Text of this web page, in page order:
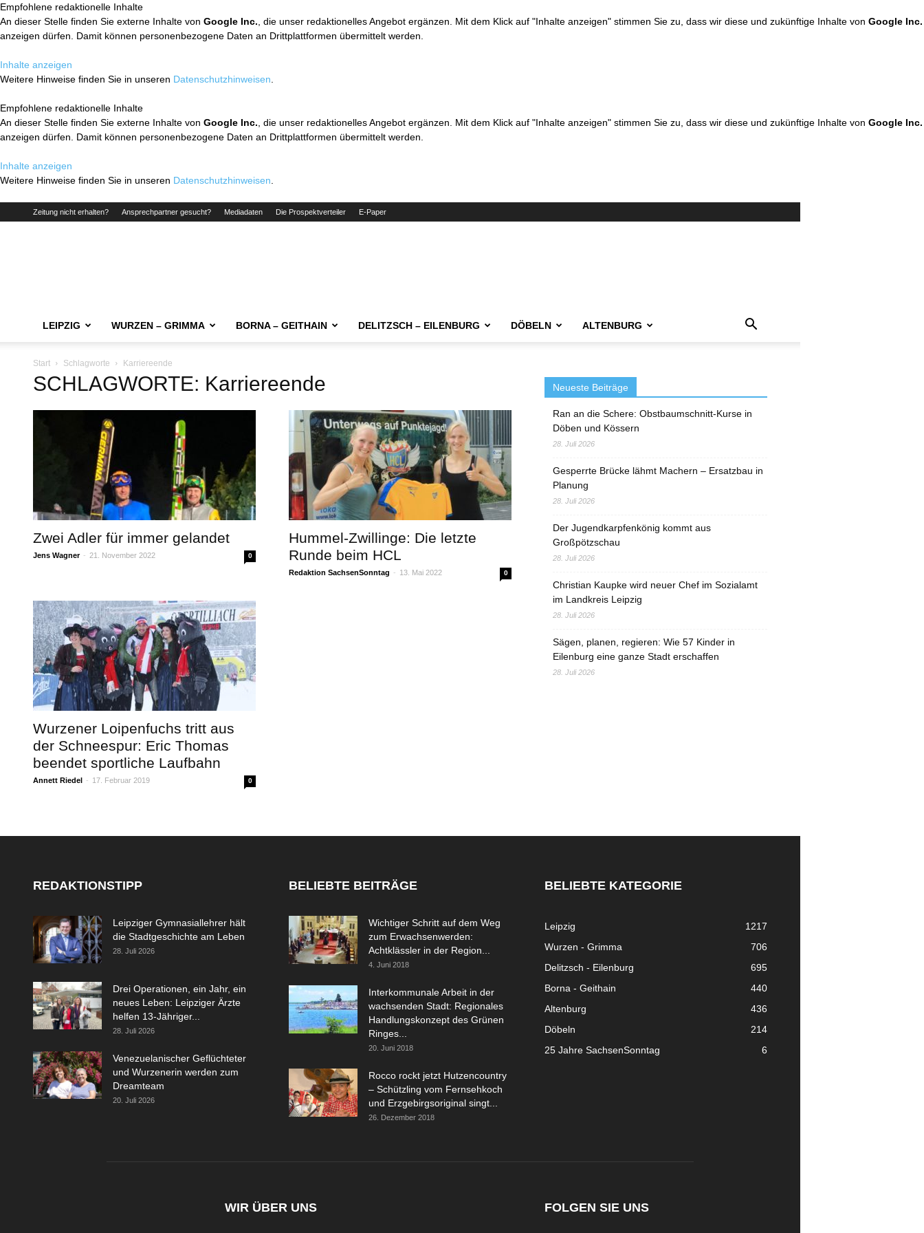
Empfohlene redaktionelle Inhalte
An dieser Stelle finden Sie externe Inhalte von Google Inc. , die unser redaktionelles Angebot ergänzen. Mit dem Klick auf "Inhalte anzeigen" stimmen Sie zu, dass wir diese und zukünftige Inhalte von Google Inc.
anzeigen dürfen. Damit können personenbezogene Daten an Drittplattformen übermittelt werden.
Inhalte anzeigen
Weitere Hinweise finden Sie in unseren Datenschutzhinweisen
Empfohlene redaktionelle Inhalte
An dieser Stelle finden Sie externe Inhalte von Google Inc. , die unser redaktionelles Angebot ergänzen. Mit dem Klick auf "Inhalte anzeigen" stimmen Sie zu, dass wir diese und zukünftige Inhalte von Google Inc.
anzeigen dürfen. Damit können personenbezogene Daten an Drittplattformen übermittelt werden.
Inhalte anzeigen
Weitere Hinweise finden Sie in unseren Datenschutzhinweisen
Zeitung nicht erhalten? Ansprechpartner gesucht? Mediadaten Die Prospektverteiler E-Paper
LEIPZIG WURZEN – GRIMMA BORNA – GEITHAIN DELITZSCH – EILENBURG DÖBELN ALTENBURG
Start Schlagworte Karriereende
SCHLAGWORTE: Karriereende
Zwei Adler für immer gelandet
Jens Wagner - 21. November 2022 0
Hummel-Zwillinge: Die letzte
Runde beim HCL
Redaktion SachsenSonntag - 13. Mai 2022 0
Wurzener Loipenfuchs tritt aus
der Schneespur: Eric Thomas
beendet sportliche Laufbahn
Annett Riedel - 17. Februar 2019 0
Neueste Beiträge
Ran an die Schere: Obstbaumschnitt-Kurse in
Döben und Kössern
28. Juli 2026
Gesperrte Brücke lähmt Machern – Ersatzbau in
Planung
28. Juli 2026
Der Jugendkarpfenkönig kommt aus
Großpötzschau
28. Juli 2026
Christian Kaupke wird neuer Chef im Sozialamt
im Landkreis Leipzig
28. Juli 2026
Sägen, planen, regieren: Wie 57 Kinder in
Eilenburg eine ganze Stadt erschaffen
28. Juli 2026
REDAKTIONSTIPP
Leipziger Gymnasiallehrer hält
die Stadtgeschichte am Leben
28. Juli 2026
Drei Operationen, ein Jahr, ein
neues Leben: Leipziger Ärzte
helfen 13-Jähriger...
28. Juli 2026
Venezuelanischer Geflüchteter
und Wurzenerin werden zum
Dreamteam
20. Juli 2026
BELIEBTE BEITRÄGE
Wichtiger Schritt auf dem Weg
zum Erwachsenwerden:
Achtklässler in der Region...
4. Juni 2018
Interkommunale Arbeit in der
wachsenden Stadt: Regionales
Handlungskonzept des Grünen
Ringes...
20. Juni 2018
Rocco rockt jetzt Hutzencountry
– Schützling vom Fernsehkoch
und Erzgebirgsoriginal singt...
26. Dezember 2018
BELIEBTE KATEGORIE
Leipzig
1217
Wurzen - Grimma
706
Delitzsch - Eilenburg
695
Borna - Geithain
440
Altenburg
436
Döbeln
214
25 Jahre SachsenSonntag
6
WIR ÜBER UNS FOLGEN SIE UNS